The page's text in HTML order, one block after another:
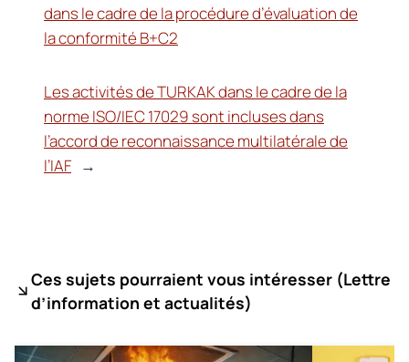
dans le cadre de la procédure d’évaluation de
la conformité B+C2
Les activités de TURKAK dans le cadre de la
norme ISO/IEC 17029 sont incluses dans
l’accord de reconnaissance multilatérale de
l’IAF →
Ces sujets pourraient vous intéresser (Lettre
d’information et actualités)